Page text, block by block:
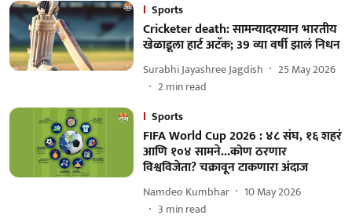
Sports
Cricketer death: सामन्यादरम्यान भारतीय
खेळाडूला हार्ट अटॅक; 39 व्या वर्षी झालं निधन
Surabhi Jayashree Jagdish
25 May 2026
2min read
Sports
FIFA World Cup 2026 : ४८ संघ, १६ शहरं
आणि १०४ सामने...कोण ठरणार
विश्वविजेता? चक्रावून टाकणारा अंदाज
Namdeo Kumbhar
10 May 2026
3 min read